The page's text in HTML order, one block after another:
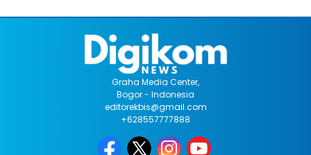
Graha Media Center,
Bogor - Indonesia
editorekbis@gmail.com
+628557777888